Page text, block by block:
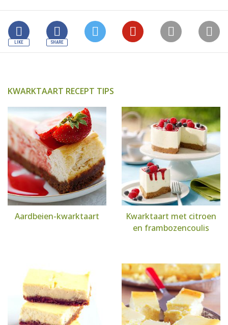
KWARKTAART RECEPT TIPS
Aardbeien-kwarktaart
Kwarktaart met citroen
en frambozencoulis